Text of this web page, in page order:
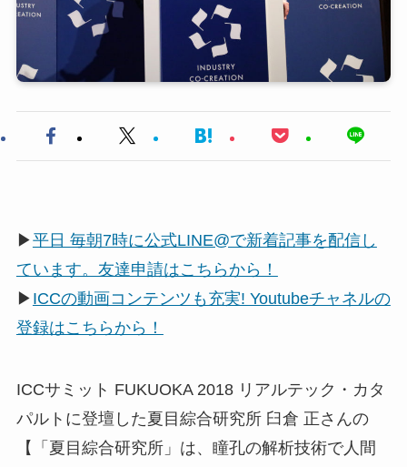
▶平日 毎朝7時に公式LINE@で新着記事を配信し
ています。友達申請はこちらから！
▶ ICCの動画コンテンツも充実! Youtubeチャネルの
登録はこちらから！
ICCサミット FUKUOKA 2018 リアルテック・カタ
パルトに登壇した夏目綜合研究所 臼倉 正さんの
【「夏目綜合研究所」は、瞳孔の解析技術で人間